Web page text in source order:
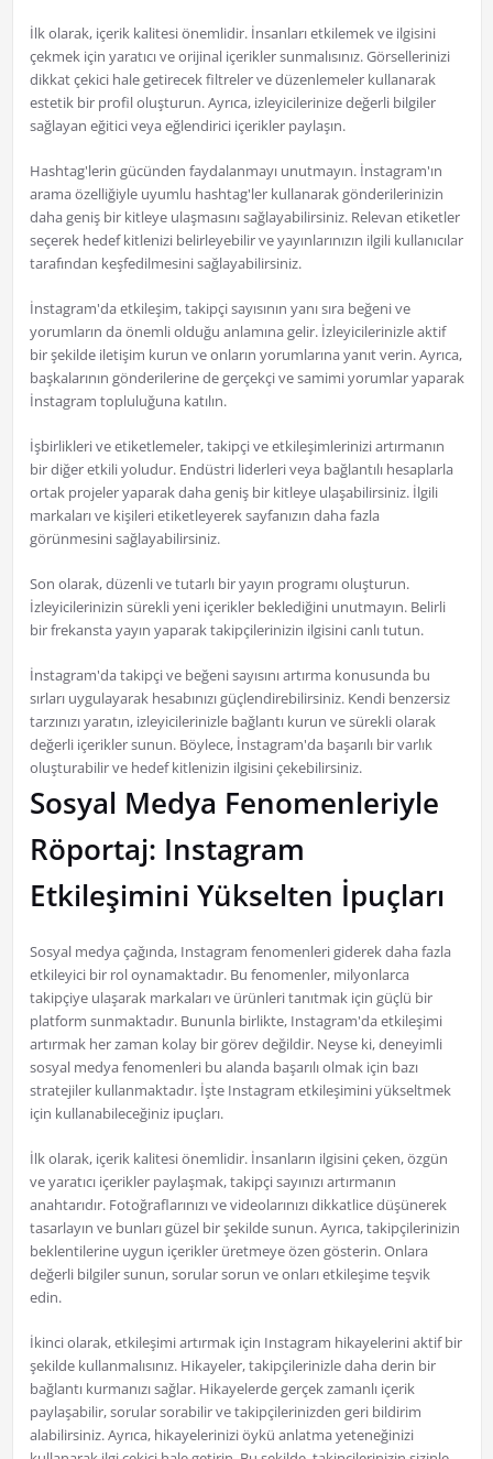
İlk olarak, içerik kalitesi önemlidir. İnsanları etkilemek ve ilgisini
çekmek için yaratıcı ve orijinal içerikler sunmalısınız. Görsellerinizi
dikkat çekici hale getirecek filtreler ve düzenlemeler kullanarak
estetik bir profil oluşturun. Ayrıca, izleyicilerinize değerli bilgiler
sağlayan eğitici veya eğlendirici içerikler paylaşın.
Hashtag'lerin gücünden faydalanmayı unutmayın. İnstagram'ın
arama özelliğiyle uyumlu hashtag'ler kullanarak gönderilerinizin
daha geniş bir kitleye ulaşmasını sağlayabilirsiniz. Relevan etiketler
seçerek hedef kitlenizi belirleyebilir ve yayınlarınızın ilgili kullanıcılar
tarafından keşfedilmesini sağlayabilirsiniz.
İnstagram'da etkileşim, takipçi sayısının yanı sıra beğeni ve
yorumların da önemli olduğu anlamına gelir. İzleyicilerinizle aktif
bir şekilde iletişim kurun ve onların yorumlarına yanıt verin. Ayrıca,
başkalarının gönderilerine de gerçekçi ve samimi yorumlar yaparak
İnstagram topluluğuna katılın.
İşbirlikleri ve etiketlemeler, takipçi ve etkileşimlerinizi artırmanın
bir diğer etkili yoludur. Endüstri liderleri veya bağlantılı hesaplarla
ortak projeler yaparak daha geniş bir kitleye ulaşabilirsiniz. İlgili
markaları ve kişileri etiketleyerek sayfanızın daha fazla
görünmesini sağlayabilirsiniz.
Son olarak, düzenli ve tutarlı bir yayın programı oluşturun.
İzleyicilerinizin sürekli yeni içerikler beklediğini unutmayın. Belirli
bir frekansta yayın yaparak takipçilerinizin ilgisini canlı tutun.
İnstagram'da takipçi ve beğeni sayısını artırma konusunda bu
sırları uygulayarak hesabınızı güçlendirebilirsiniz. Kendi benzersiz
tarzınızı yaratın, izleyicilerinizle bağlantı kurun ve sürekli olarak
değerli içerikler sunun. Böylece, İnstagram'da başarılı bir varlık
oluşturabilir ve hedef kitlenizin ilgisini çekebilirsiniz.
Sosyal Medya Fenomenleriyle
Röportaj: Instagram
Etkileşimini Yükselten İpuçları
Sosyal medya çağında, Instagram fenomenleri giderek daha fazla
etkileyici bir rol oynamaktadır. Bu fenomenler, milyonlarca
takipçiye ulaşarak markaları ve ürünleri tanıtmak için güçlü bir
platform sunmaktadır. Bununla birlikte, Instagram'da etkileşimi
artırmak her zaman kolay bir görev değildir. Neyse ki, deneyimli
sosyal medya fenomenleri bu alanda başarılı olmak için bazı
stratejiler kullanmaktadır. İşte Instagram etkileşimini yükseltmek
için kullanabileceğiniz ipuçları.
İlk olarak, içerik kalitesi önemlidir. İnsanların ilgisini çeken, özgün
ve yaratıcı içerikler paylaşmak, takipçi sayınızı artırmanın
anahtarıdır. Fotoğraflarınızı ve videolarınızı dikkatlice düşünerek
tasarlayın ve bunları güzel bir şekilde sunun. Ayrıca, takipçilerinizin
beklentilerine uygun içerikler üretmeye özen gösterin. Onlara
değerli bilgiler sunun, sorular sorun ve onları etkileşime teşvik
edin.
İkinci olarak, etkileşimi artırmak için Instagram hikayelerini aktif bir
şekilde kullanmalısınız. Hikayeler, takipçilerinizle daha derin bir
bağlantı kurmanızı sağlar. Hikayelerde gerçek zamanlı içerik
paylaşabilir, sorular sorabilir ve takipçilerinizden geri bildirim
alabilirsiniz. Ayrıca, hikayelerinizi öykü anlatma yeteneğinizi